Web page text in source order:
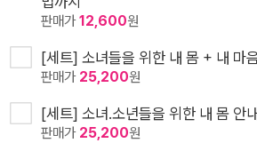
판매가12,600원
[세트] 소녀들을 위한 내 몸 + 내 마
판매가 25,200원
[세트] 소녀.소년들을 위한 내 몸 안
판매가 25,200원